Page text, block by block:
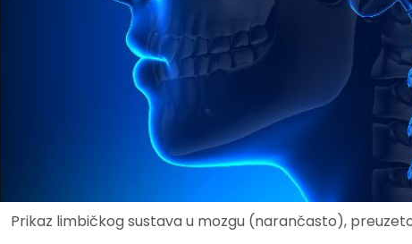
Prikaz limbičkog sustava u mozgu (narančasto),